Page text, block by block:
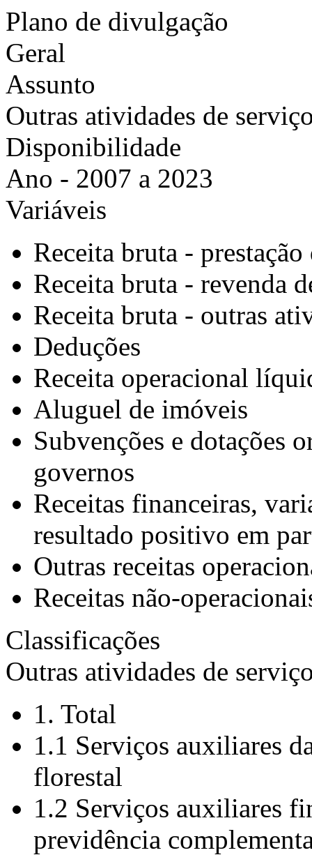
Plano de divulgação
Geral
Assunto
Outras atividades de
Disponibilidade
Ano - 2007 a 2023
Variáveis
Receita bruta -
Receita bruta - revenda
Receita bruta - outras
Deduções
Receita operacional
Aluguel de imóveis
Subvenções e dotações
governos
Receitas financeiras,
resultado positivo em
Outras receitas
Receitas não-
Classificações
Outras atividades de
1. Total
1.1 Serviços auxiliares
florestal
1.2 Serviços auxiliares
previdência